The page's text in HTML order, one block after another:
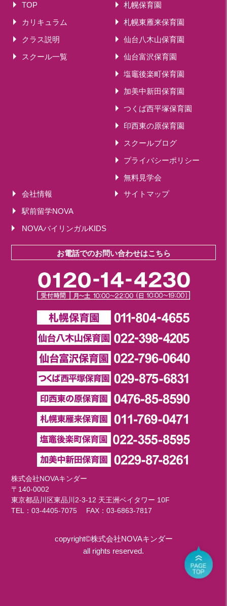
2019年 05月(19)
2019年 04月(5)
2019年 03月(11)
2019年 02月(12)
2018年 05月(11)
TOP
カリキュラム
クラス説明
スクール一覧
札幌保育園
札幌東雁来保育園
仙台八木山保育園
仙台富沢保育園
塩竈後楽町保育園
加美中新田保育園
つくば西平塚保育園
印西東の原保育園
スクールブログ
プライバシーポリシー
無料見学会
会社情報
サイトマップ
駅前留学NOVA
NOVAバイリンガルKIDS
お電話でのお問い合わせはこちら
株式会社NOVAキンダー
〒140-0002
東京都品川区東品川2-3-12 天王洲ベイタワー 10F
TEL：03-4405-7075 FAX：03-6863-7817
copyright©株式会社NOVAキンダー
all rights reserved.